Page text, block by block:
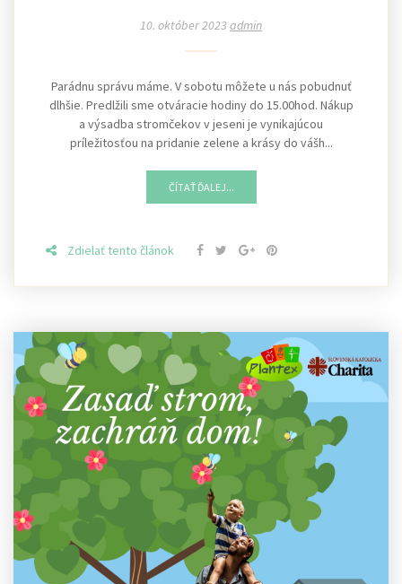
10. október 2023admin
Parádnu správu máme. V sobotu môžete u nás pobudnuť
dlhšie. Predlžili sme otváracie hodiny do 15.00hod. Nákup
a výsadba stromčekov v jeseni je vynikajúcou
príležitosťou na pridanie zelene a krásy do vášh...
ČÍTAŤ ĎALEJ...
Zdielať tento článok